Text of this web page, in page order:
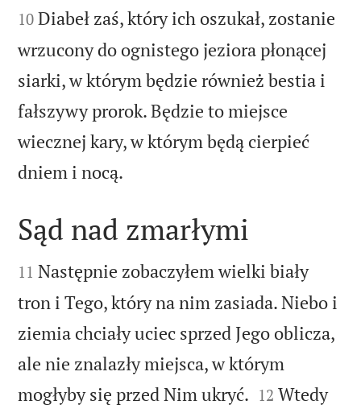
10 Diabeł zaś, który ich oszukał, zostanie
wrzucony do ognistego jeziora płonącej
siarki, w którym będzie również bestia i
fałszywy prorok. Będzie to miejsce
wiecznej kary, w którym będą cierpieć
dniem i nocą.

Sąd nad zmarłymi

11 Następnie zobaczyłem wielki biały
tron i Tego, który na nim zasiada. Niebo i
ziemia chciały uciec sprzed Jego oblicza,
ale nie znalazły miejsca, w którym
mogłyby się przed Nim ukryć. 

12 Wtedy